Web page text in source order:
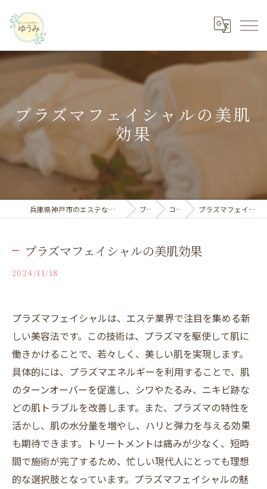
プラズマフェイシャルの美肌
効果
兵庫県神戸市のエステならフェイシャルサロン ゆうみ ブログ コラム プラズマフェイシャルの美肌効果
プラズマフェイシャルの美肌効果
2024/11/18
プラズマフェイシャルは、エステ業界で注目を集める新
しい美容法です。この技術は、プラズマを駆使して肌に
働きかけることで、若々しく、美しい肌を実現します。
具体的には、プラズマエネルギーを利用することで、肌
のターンオーバーを促進し、シワやたるみ、ニキビ跡な
どの肌トラブルを改善します。また、プラズマの特性を
活かし、肌の水分量を増やし、ハリと弾力を与える効果
も期待できます。トリートメントは痛みが少なく、短時
間で施術が完了するため、忙しい現代人にとっても理想
的な選択肢となっています。プラズマフェイシャルの魅